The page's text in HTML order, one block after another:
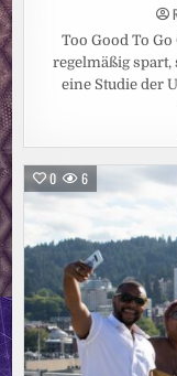
Too Good To
regelmäßig spart,
eine Studie der
0 6